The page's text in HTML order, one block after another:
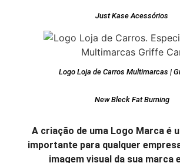
Just Kase Acessórios
Logo Loja de Carros Multimarcas |
New Bleck Fat Burning
A criação de uma Logo Marca é
importante para qualquer
imagem visual da sua marca